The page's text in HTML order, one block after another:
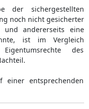
der sichergestellten
noch nicht gesicherter
und andererseits eine
ist im Vergleich
des
einer entsprechenden